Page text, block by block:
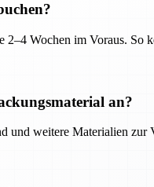
Wochen im Voraus. So
an?
und weitere Materialien